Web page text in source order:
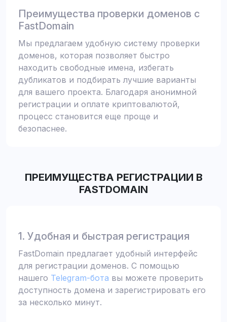
Преимущества проверки доменов с
FastDomain
Мы предлагаем удобную систему проверки
доменов, которая позволяет быстро
находить свободные имена, избегать
дубликатов и подбирать лучшие варианты
для вашего проекта. Благодаря анонимной
регистрации и оплате криптовалютой,
процесс становится еще проще и
безопаснее.
ПРЕИМУЩЕСТВА РЕГИСТРАЦИИ В
FASTDOMAIN
1. Удобная и быстрая регистрация
FastDomain предлагает удобный интерфейс
для регистрации доменов. С помощью
нашего Telegram-бота вы можете проверить
доступность домена и зарегистрировать его
за несколько минут.